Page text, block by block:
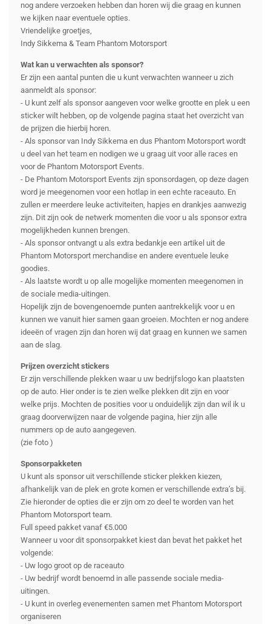
nog andere verzoeken hebben dan horen wij die graag en kunnen
we kijken naar eventuele opties.
Vriendelijke groetjes,
Indy Sikkema & Team Phantom Motorsport
Wat kan u verwachten als sponsor?
Er zijn een aantal punten die u kunt verwachten wanneer u zich
aanmeldt als sponsor:
- U kunt zelf als sponsor aangeven voor welke grootte en plek u een
sticker wilt hebben, op de volgende pagina staat het overzicht van
de prijzen die hierbij horen.
- Als sponsor van Indy Sikkema en dus Phantom Motorsport wordt
u deel van het team en nodigen we u graag uit voor alle races en
voor de Phantom Motorsport Events.
- De Phantom Motorsport Events zijn sponsordagen, op deze dagen
word je meegenomen voor een hotlap in een echte raceauto. En
zullen er meerdere leuke activiteiten, hapjes en drankjes aanwezig
zijn. Dit zijn ook de netwerk momenten die voor u als sponsor extra
mogelijkheden kunnen brengen.
- Als sponsor ontvangt u als extra bedankje een artikel uit de
Phantom Motorsport merchandise en andere eventuele leuke
goodies.
- Als laatste wordt u op alle mogelijke momenten meegenomen in
de sociale media-uitingen.
Hopelijk zijn de bovengenoemde punten aantrekkelijk voor u en
kunnen we vanuit hier samen gaan groeien. Mochten er nog andere
ideeën of vragen zijn dan horen wij dat graag en kunnen we samen
aan de slag.
Prijzen overzicht stickers
Er zijn verschillende plekken waar u uw bedrijfslogo kan plaatsten
op de auto. Hier onder is te zien welke plekken dit zijn en voor
welke prijs. Mochten de posities voor u onduidelijk zijn dan wil ik u
graag doorverwijzen naar de volgende pagina, hier zijn alle
nummers op de auto aangegeven.
(zie foto )
Sponsorpakketen
U kunt als sponsor uit verschillende sticker plekken kiezen,
afhankelijk van de plek en grote komen er verschillende extra’s bij.
Zie hieronder de opties die er zijn om zo deel te worden van het
Phantom Motorsport team.
Full speed pakket vanaf €5.000
Wanneer u voor dit sponsorpakket kiest dan bevat het pakket het
volgende:
- Uw logo groot op de raceauto
- Uw bedrijf wordt benoemd in alle passende sociale media-
uitingen.
- U kunt in overleg evenementen samen met Phantom Motorsport
organiseren